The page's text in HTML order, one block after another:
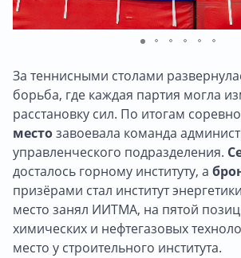
За теннисными столами
борьба, где каждая партия могла
расстановку сил. По итогам
местозавоевала команда
управленческого подразделения.
досталось горному институту, а
призёрами стал институт
место занял ИИТМА, на пятой
химических и нефтегазовых
место у строительного института.